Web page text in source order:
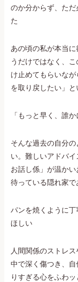
のか分からず、た
た
あの頃の私が本当
うだけではなく、
け止めてもらいな
を取り戻したい」
「もっと早く、誰
そんな過去の自分
い。難しいアドバ
お話し係」が温か
待っている隠れ家で
パンを焼くように
ほしい
人間関係のストレ
中で深く傷つき、
りすぎる心をふわ